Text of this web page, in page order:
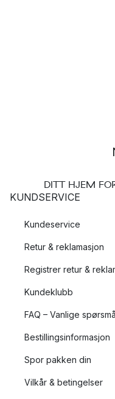
DITT HJEM
KUNDSERVICE
Kundeservice
Retur & reklamasjon
Registrer retur &
Kundeklubb
FAQ – Vanlige
Bestillingsinformasjon
Spor pakken din
Vilkår & betingelser